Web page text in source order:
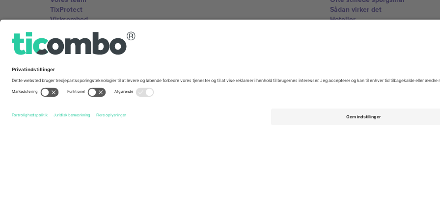
TixProtect
Virksomhed
Partnerprogram
Sådan virker det
Hoteller
Kontorer og support